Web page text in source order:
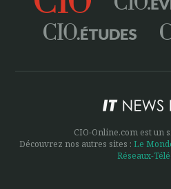
CIO-Online.com est un
Découvrez nos autres sites : Le
Réseaux-